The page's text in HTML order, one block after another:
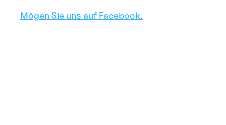
Mögen Sie uns auf Facebook.